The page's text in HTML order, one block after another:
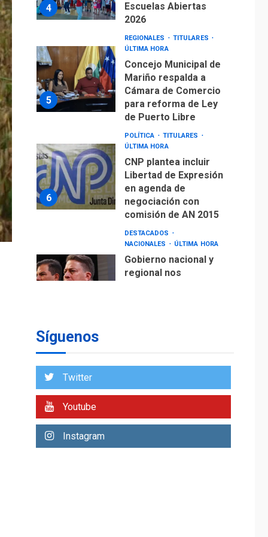
4
Escuelas Abiertas
2026
5
REGIONALES
TITULARES
ÚLTIMA HORA
Concejo Municipal de
Mariño respalda a
Cámara de Comercio
para reforma de Ley
de Puerto Libre
6
POLÍTICA
TITULARES
ÚLTIMA HORA
CNP plantea incluir
Libertad de Expresión
en agenda de
negociación con
comisión de AN 2015
DESTACADOS
NACIONALES
ÚLTIMA HORA
Gobierno nacional y
regional nos
1
ÚLTIMA HORA
operaciones de carga
Aeropuerto de
Síguenos
Twitter
Youtube
Instagram